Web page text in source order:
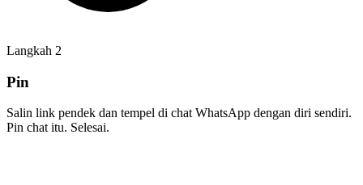
Langkah 2
Pin
Salin link pendek dan tempel di chat WhatsApp dengan diri sendiri.
Pin chat itu. Selesai.